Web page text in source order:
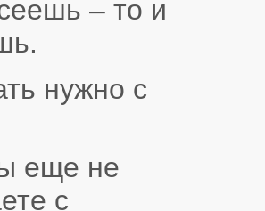
– то и
нужно с
еще не
с